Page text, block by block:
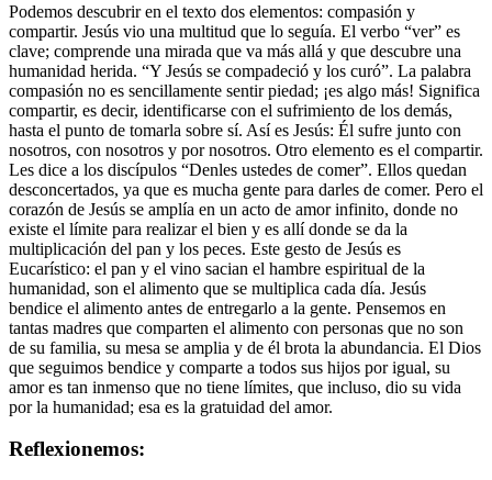
Podemos descubrir en el texto dos elementos: compasión y
compartir. Jesús vio una multitud que lo seguía. El verbo “ver” es
clave; comprende una mirada que va más allá y que descubre una
humanidad herida. “Y Jesús se compadeció y los curó”. La palabra
compasión no es sencillamente sentir piedad; ¡es algo más! Significa
compartir, es decir, identificarse con el sufrimiento de los demás,
hasta el punto de tomarla sobre sí. Así es Jesús: Él sufre junto con
nosotros, con nosotros y por nosotros. Otro elemento es el compartir.
Les dice a los discípulos “Denles ustedes de comer”. Ellos quedan
desconcertados, ya que es mucha gente para darles de comer. Pero el
corazón de Jesús se amplía en un acto de amor infinito, donde no
existe el límite para realizar el bien y es allí donde se da la
multiplicación del pan y los peces. Este gesto de Jesús es
Eucarístico: el pan y el vino sacian el hambre espiritual de la
humanidad, son el alimento que se multiplica cada día. Jesús
bendice el alimento antes de entregarlo a la gente. Pensemos en
tantas madres que comparten el alimento con personas que no son
de su familia, su mesa se amplia y de él brota la abundancia. El Dios
que seguimos bendice y comparte a todos sus hijos por igual, su
amor es tan inmenso que no tiene límites, que incluso, dio su vida
por la humanidad; esa es la gratuidad del amor.
Reflexionemos: